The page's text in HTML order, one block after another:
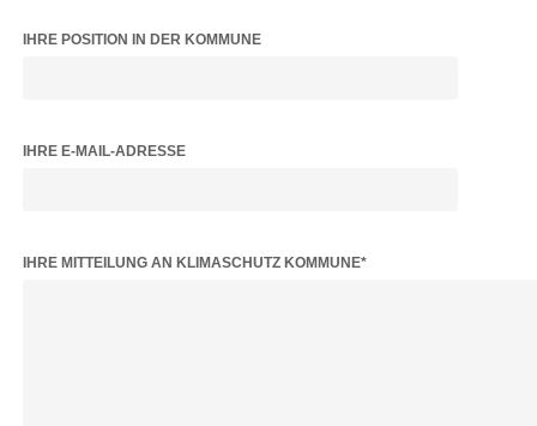
IHRE POSITION IN DER KOMMUNE
IHRE E-MAIL-ADRESSE
BITTE LASSE DIESES FELD LEER.
IHRE MITTEILUNG AN KLIMASCHUTZ KOMMUNE*